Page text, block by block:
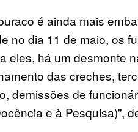
é ainda mais
no dia 11 de maio, os
eles, há um desmonte
das creches,
demissões de
e à Pesquisa)”,